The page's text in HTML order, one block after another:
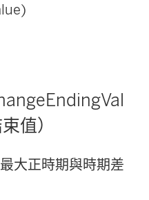
值）
大正時期與時期差